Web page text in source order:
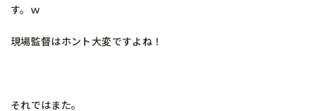
す。ｗ
現場監督はホント大変ですよね！
それではまた。